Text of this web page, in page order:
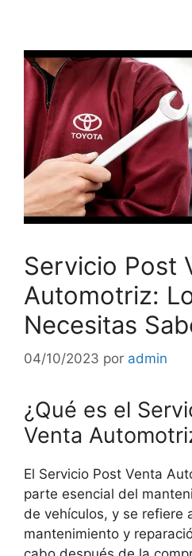
Servicio Post
Automotriz:
Necesitas
04/10/2023 por admin
¿Qué es el
Venta
El Servicio Post Venta
parte esencial del
de vehículos, y se refiere
mantenimiento y